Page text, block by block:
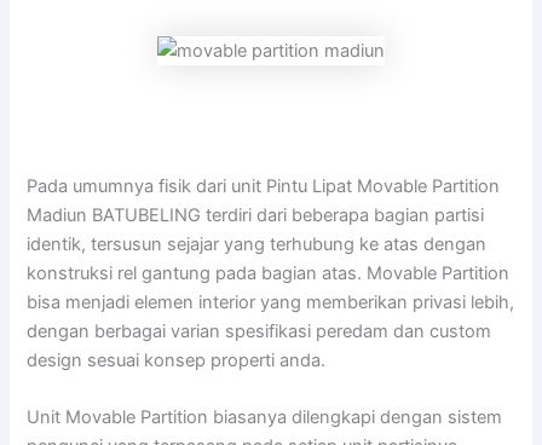
Pada umumnya fisik dari unit Pintu Lipat Movable Partition
Madiun BATUBELING terdiri dari beberapa bagian partisi
identik, tersusun sejajar yang terhubung ke atas dengan
konstruksi rel gantung pada bagian atas. Movable Partition
bisa menjadi elemen interior yang memberikan privasi lebih,
dengan berbagai varian spesifikasi peredam dan custom
design sesuai konsep properti anda.
Unit Movable Partition biasanya dilengkapi dengan sistem